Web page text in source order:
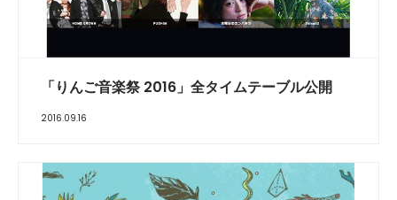
「りんご音楽祭 2016」全タイムテーブル公開
2016.09.16